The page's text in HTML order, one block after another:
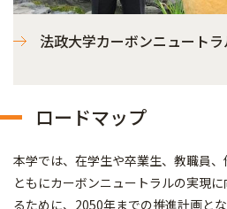
法政大学カーボンニュート
ロードマップ
本学では、在学生や卒業生、教職員
ともにカーボンニュートラルの実現
るために、2050年までの推進計画と